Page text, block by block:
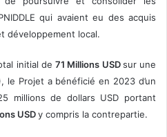
qui avaient eu des acquis
développement local.
initial de 71 Millions USDsur une
Projet a bénéficié en 2023 d’un
millions de dollars USD portant
USDy compris la contrepartie.